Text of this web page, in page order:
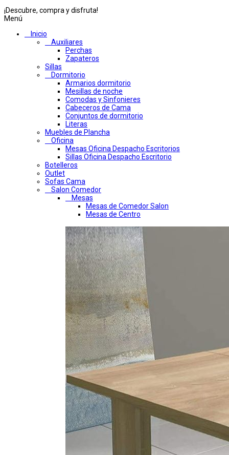
¡Descubre, compra y disfruta!
Menú
Inicio
Auxiliares
Perchas
Zapateros
Sillas
Dormitorio
Armarios dormitorio
Mesillas de noche
Comodas y Sinfonieres
Cabeceros de Cama
Conjuntos de dormitorio
Literas
Muebles de Plancha
Oficina
Mesas Oficina Despacho Escritorios
Sillas Oficina Despacho Escritorio
Botelleros
Outlet
Sofas Cama
Salon Comedor
Mesas
Mesas de Comedor Salon
Mesas de Centro